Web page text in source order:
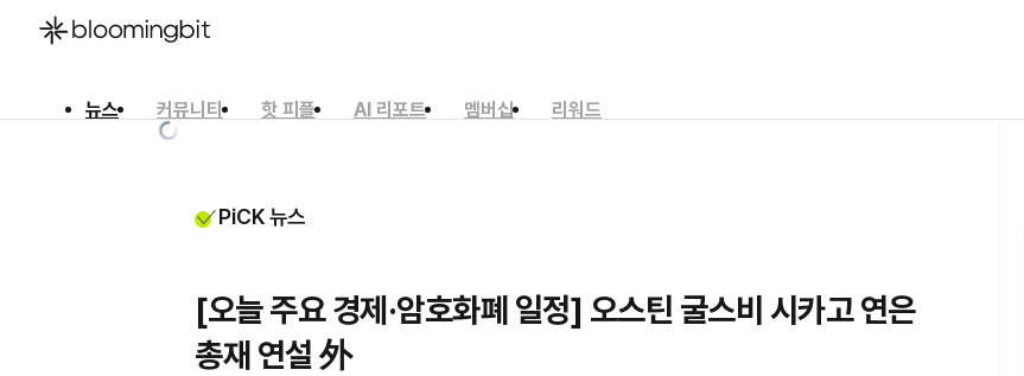
뉴스 커뮤니티 핫 피플 AI 리포트 멤버십
리워드
PiCK 뉴스
[오늘 주요 경제·암호화폐 일정] 오스틴 굴스비 시카고 연은
총재 연설 外